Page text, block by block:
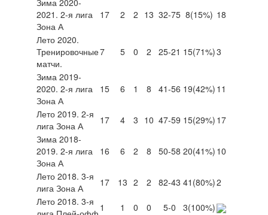
2021. 2-я лига
Зона А
17 2 2 13 32-75 8(15%) 18
Лето 2020.
Тренировочные
матчи.
7 5 0 2 25-21 15(71%)3
Зима 2019-
2020. 2-я лига
Зона А
15 6 1 8 41-56 19(42%) 11
Лето 2019. 2-я
лига Зона А
17 4 3 10 47-59 15(29%) 17
Зима 2018-
2019. 2-я лига
Зона А
16 6 2 8 50-58 20(41%) 10
Лето 2018. 3-я
лига Зона А
17 13 2 2 82-43 41 (80%)2
Лето 2018. 3-я 1 1 0 0 5-0 3(100%)